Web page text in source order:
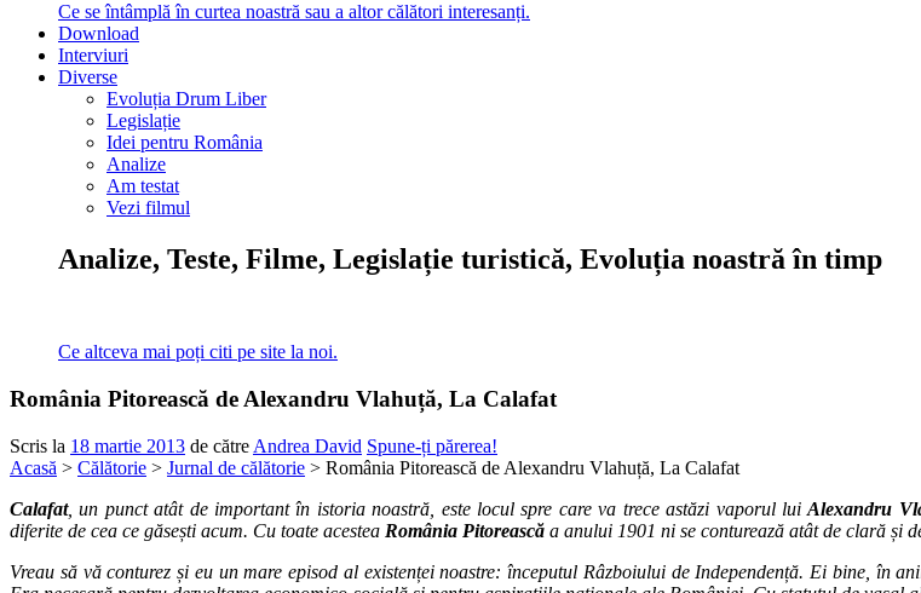
Ce se întâmplă în curtea noastră sau a altor călători interesanți.
Download
Interviuri
Diverse
Evoluția Drum Liber
Legislație
Idei pentru România
Analize
Am testat
Vezi filmul
Analize, Teste, Filme, Legislație turistică, Evoluția noastră în timp
Ce altceva mai poți citi pe site la noi.
România Pitorească de Alexandru Vlahuță, La Calafat
Scris la 18 martie 2013 de cătreAndrea David Spune-ți părerea!
Acasă > Călătorie > Jurnal de călătorie > România Pitorească de Alexandru Vlahuță, La Calafat
Calafat, un punct atât de important în istoria noastră, este locul spre care va trece astăzi vaporul luiAlexandru
diferite de cea ce găsești acum. Cu toate acestea România Pitorească a anului 1901 ni se conturează atât de clară și
Vreau să vă conturez și eu un mare episod al existenței noastre: începutul Râzboiului de Independență. Ei bine, în